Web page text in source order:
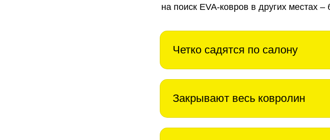
на поиск EVA-ковров в других местах
Четко садятся по салону
Закрывают весь ковролин